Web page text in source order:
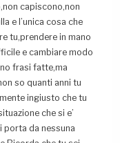
capiscono,non
e l’unica cosa che
tu,prendere in mano
e cambiare modo
frasi fatte,ma
so quanti anni tu
ingiusto che tu
che si e’
porta da nessuna